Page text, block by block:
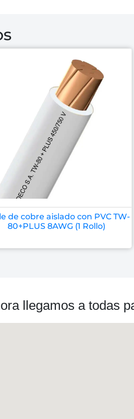
de cobre aislado con PVC TW-
80+PLUS 8AWG (1 Rollo)
llegamos a todas